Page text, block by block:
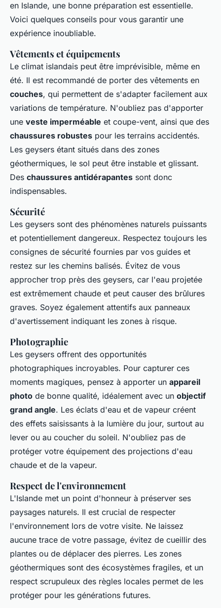
en Islande, une bonne préparation est essentielle.
Voici quelques conseils pour vous garantir une
expérience inoubliable.
Vêtements et équipements
Le climat islandais peut être imprévisible, même en
été. Il est recommandé de porter des vêtements en
couches, qui permettent de s'adapter facilement aux
variations de température. N'oubliez pas d'apporter
une veste imperméable et coupe-vent, ainsi que des
chaussures robustes pour les terrains accidentés.
Les geysers étant situés dans des zones
géothermiques, le sol peut être instable et glissant.
Des chaussures antidérapantes sont donc
indispensables.
Sécurité
Les geysers sont des phénomènes naturels puissants
et potentiellement dangereux. Respectez toujours les
consignes de sécurité fournies par vos guides et
restez sur les chemins balisés. Évitez de vous
approcher trop près des geysers, car l'eau projetée
est extrêmement chaude et peut causer des brûlures
graves. Soyez également attentifs aux panneaux
d'avertissement indiquant les zones à risque.
Photographie
Les geysers offrent des opportunités
photographiques incroyables. Pour capturer ces
moments magiques, pensez à apporter un appareil
photo de bonne qualité, idéalement avec un objectif
grand angle. Les éclats d'eau et de vapeur créent
des effets saisissants à la lumière du jour, surtout au
lever ou au coucher du soleil. N'oubliez pas de
protéger votre équipement des projections d'eau
chaude et de la vapeur.
Respect de l'environnement
L'Islande met un point d'honneur à préserver ses
paysages naturels. Il est crucial de respecter
l'environnement lors de votre visite. Ne laissez
aucune trace de votre passage, évitez de cueillir des
plantes ou de déplacer des pierres. Les zones
géothermiques sont des écosystèmes fragiles, et un
respect scrupuleux des règles locales permet de les
protéger pour les générations futures.